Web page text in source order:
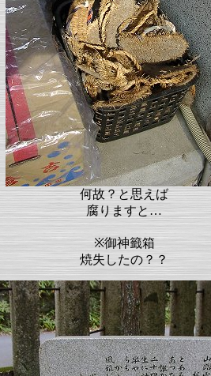
何故？と思えば
腐りますと…
※御神籤箱
焼失したの？？